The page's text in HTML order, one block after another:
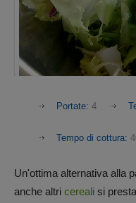
Portate: 4
Tempo di cottura:
Un'ottima alternativa alla
anche altri cereali si